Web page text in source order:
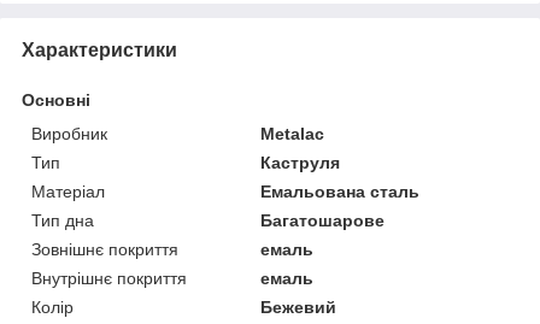
Характеристики
Основні
Виробник
Metalac
Тип
Каструля
Матеріал
Емальована сталь
Тип дна
Багатошарове
Зовнішнє покриття
емаль
Внутрішнє покриття
емаль
Колір
Бежевий